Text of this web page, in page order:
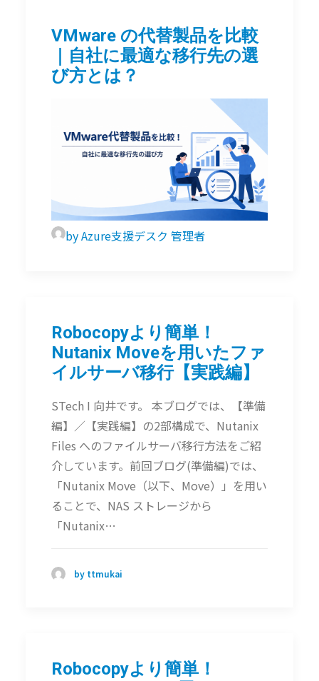
VMware の代替製品を比較
｜自社に最適な移行先の選
び方とは？
by Azure支援デスク 管理者
Robocopyより簡単！
Nutanix Moveを用いたファ
イルサーバ移行【実践編】
STech I 向井です。 本ブログでは、【準備
編】／【実践編】の2部構成で、Nutanix
Files へのファイルサーバ移行方法をご紹
介しています。前回ブログ(準備編)では、
「Nutanix Move（以下、Move）」を用い
ることで、NAS ストレージから
「Nutanix…
by ttmukai
Robocopyより簡単！